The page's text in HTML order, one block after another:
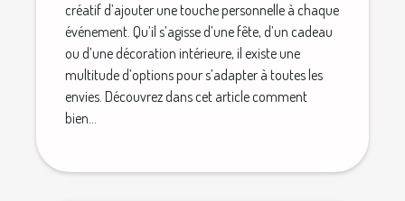
créatif d’ajouter une touche personnelle à chaque
événement. Qu’il s’agisse d’une fête, d’un cadeau
ou d’une décoration intérieure, il existe une
multitude d’options pour s’adapter à toutes les
envies. Découvrez dans cet article comment
bien...